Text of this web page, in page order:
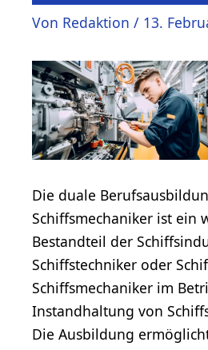
Von Redaktion / 13.
Die duale
Schiffsmechaniker ist ein
Bestandteil der
Schiffstechniker oder
Schiffsmechaniker im
Instandhaltung von
Die Ausbildung